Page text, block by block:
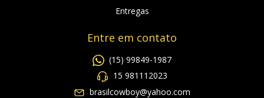
Entregas
Entre em contato
(15) 99849-1987
15 981112023
brasilcowboy@yahoo.com